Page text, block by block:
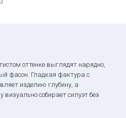
оттенке выглядят нарядно,
фасон. Гладкая фактура с
изделию глубину, а
визуально собирает силуэт без